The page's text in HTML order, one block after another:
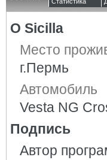
О Sicilla
Место
г.Пермь
Автомобиль
Vesta NG
Подпись
Автор